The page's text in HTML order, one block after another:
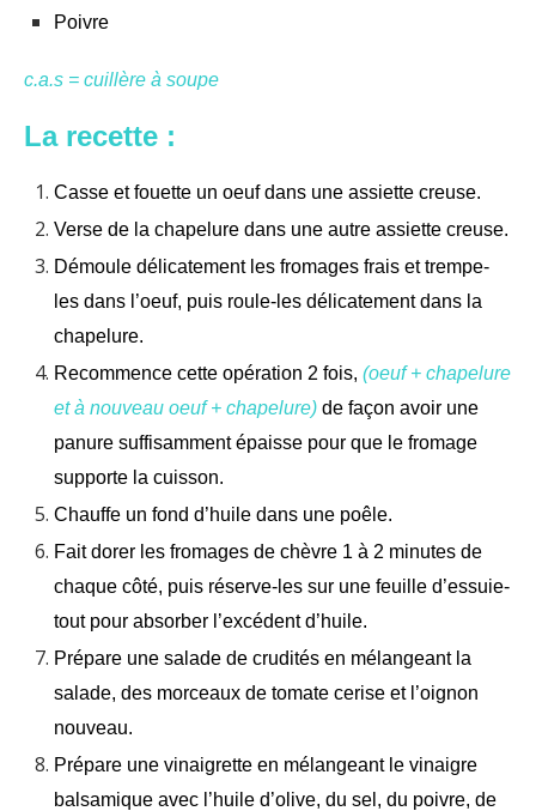
Poivre
c.a.s = cuillère à soupe
La recette :
Casse et fouette un oeuf dans une assiette creuse.
Verse de la chapelure dans une autre assiette creuse.
Démoule délicatement les fromages frais et trempe-
les dans l’oeuf, puis roule-les délicatement dans la
chapelure.
Recommence cette opération 2 fois, (oeuf + chapelure
et à nouveau oeuf + chapelure) de façon avoir une
panure suffisamment épaisse pour que le fromage
supporte la cuisson.
Chauffe un fond d’huile dans une poêle.
Fait dorer les fromages de chèvre 1 à 2 minutes de
chaque côté, puis réserve-les sur une feuille d’essuie-
tout pour absorber l’excédent d’huile.
Prépare une salade de crudités en mélangeant la
salade, des morceaux de tomate cerise et l’oignon
nouveau.
Prépare une vinaigrette en mélangeant le vinaigre
balsamique avec l’huile d’olive, du sel, du poivre, de